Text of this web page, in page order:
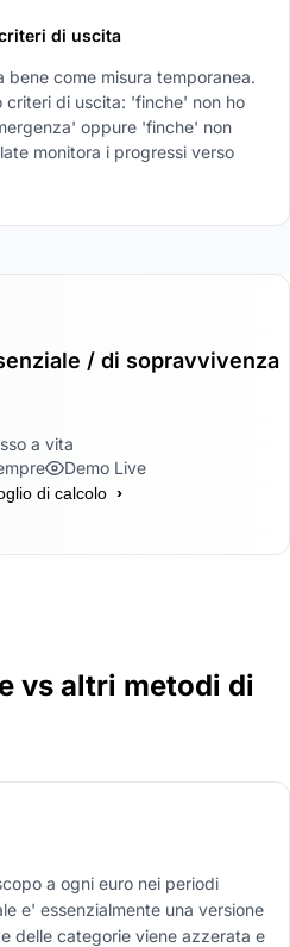
di uscita
come misura temporanea.
di uscita: 'finche' non ho
oppure 'finche' non
monitora i progressi verso
/ di sopravvivenza
a vita
Demo Live
di calcolo ›
vs altri metodi di
a ogni euro nei periodi
e' essenzialmente una versione
delle categorie viene azzerata e